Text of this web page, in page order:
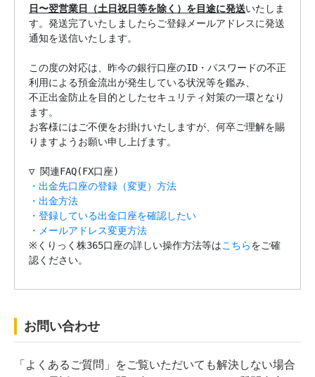
日〜翌営業日（土日祝日等を除く）を目途に発送いたしま
す。発送完了いたしましたらご登録メールアドレスに発送
通知を送信いたします。
この度の対応は、昨今の銀行口座のID・パスワードの不正
利用による預金流出が発生している状況等を鑑み、
不正出金防止を目的としたセキュリティ対策の一環となり
ます。
お客様にはご不便をお掛けいたしますが、何卒ご理解を賜
りますようお願い申し上げます。
・出金先口座の登録（変更）方法
・出金方法
・登録している出金口座を確認したい
・メールアドレス変更方法
※くりっく株365口座の詳しい操作方法等はこちらをご確
認ください。
お問い合わせ
「よくあるご質問」をご覧いただいても解決しない場合